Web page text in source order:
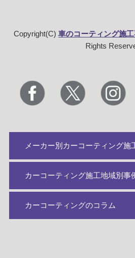
Copyright(C)車のコーティング施
Rights
メーカー別カーコーティング施
カーコーティング施工地域別事
カーコーティングのコラム